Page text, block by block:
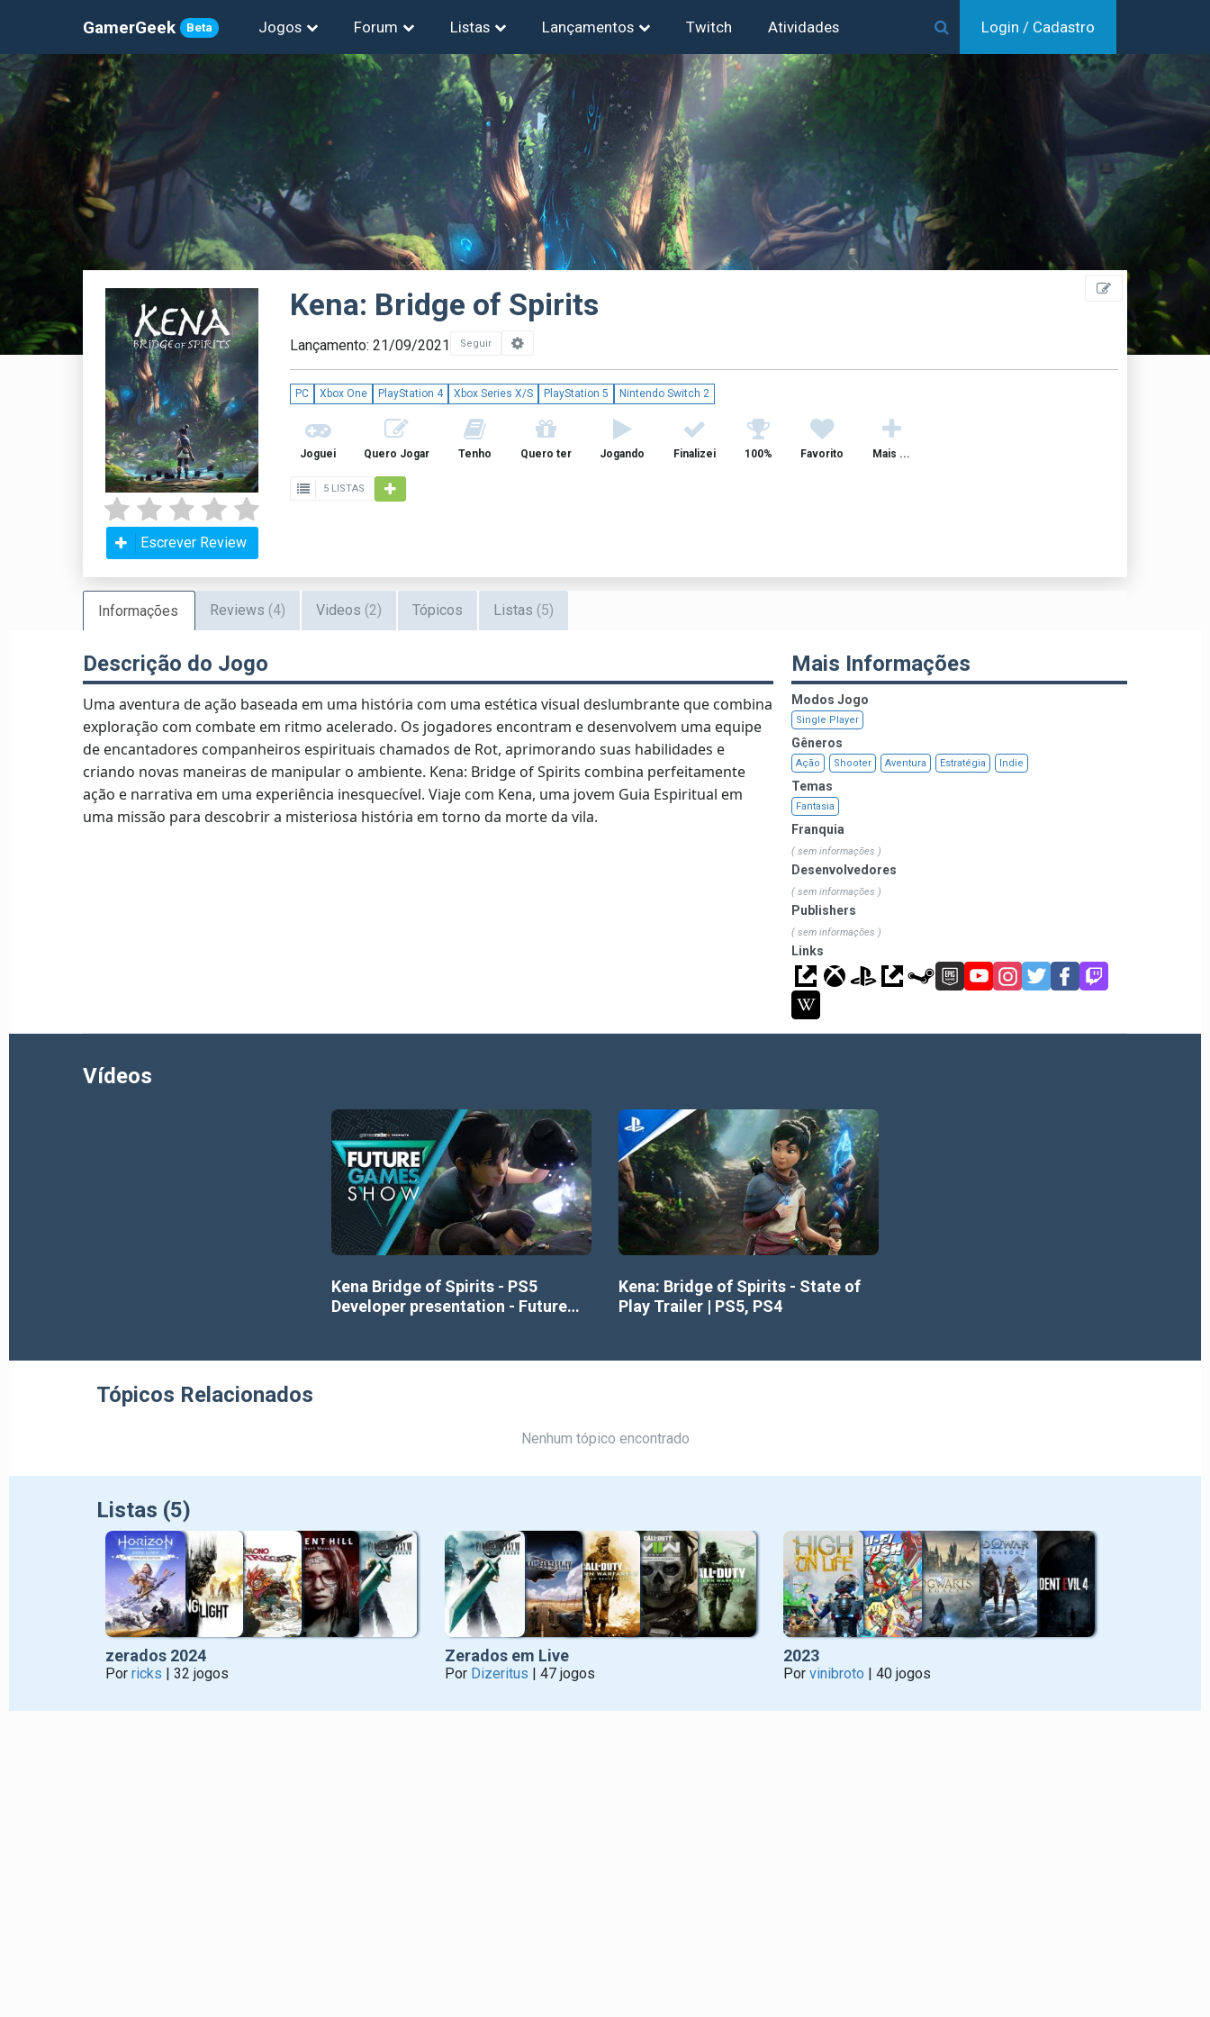
GamerGeek Beta Jogos Forum Listas Lançamentos Twitch Atividades Login / Cadastro
Escrever Review
Kena: Bridge of Spirits
Lançamento: 21/09/2021 Seguir
PC Xbox One PlayStation 4 Xbox Series X/S PlayStation 5 Nintendo Switch 2
Joguei Quero Jogar Tenho Quero ter Jogando Finalizei 100% Favorito Mais ...
5 LISTAS
Informações Reviews (4) Videos (2) Tópicos Listas (5)
Descrição do Jogo
Uma aventura de ação baseada em uma história com uma estética visual deslumbrante que combina
exploração com combate em ritmo acelerado. Os jogadores encontram e desenvolvem uma equipe
de encantadores companheiros espirituais chamados de Rot, aprimorando suas habilidades e
criando novas maneiras de manipular o ambiente. Kena: Bridge of Spirits combina perfeitamente
ação e narrativa em uma experiência inesquecível. Viaje com Kena, uma jovem Guia Espiritual em
uma missão para descobrir a misteriosa história em torno da morte da vila.
Mais Informações
Modos Jogo
Single Player
Gêneros
Ação Shooter Aventura Estratégia Indie
Temas
Fantasia
Franquia
( sem informações )
Desenvolvedores
( sem informações )
Publishers
( sem informações )
Links
Vídeos
Kena Bridge of Spirits - PS5
Developer presentation - Future
Kena: Bridge of Spirits - State of
Play Trailer | PS5, PS4
Tópicos Relacionados
Nenhum tópico encontrado
Listas (5)
zerados 2024
Por ricks | 32 jogos
Zerados em Live
Por Dizeritus | 47 jogos
2023
Porvinibroto | 40 jogos